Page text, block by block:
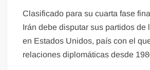
Clasificado para su cuarta fase
Irán debe disputar sus partidos de
en Estados Unidos, país con el
relaciones diplomáticas desde